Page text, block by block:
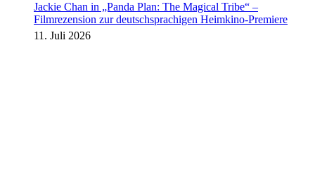
Jackie Chan in „Panda Plan: The Magical Tribe“ –
Filmrezension zur deutschsprachigen Heimkino-Premiere
11. Juli 2026